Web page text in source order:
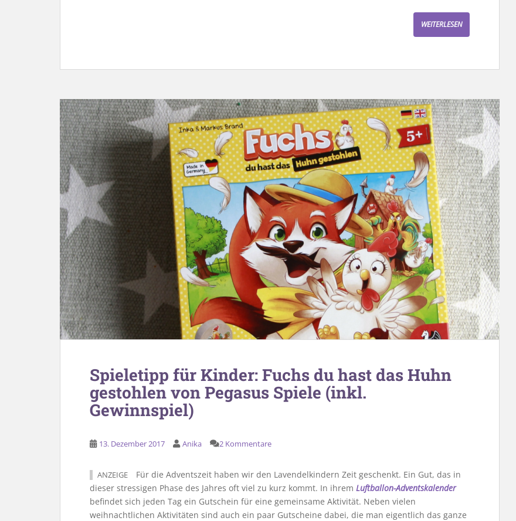
WEITERLESEN
Spieletipp für Kinder: Fuchs du hast das Huhn
gestohlen von Pegasus Spiele (inkl.
Gewinnspiel)
13. Dezember 2017 Anika 2 Kommentare
ANZEIGE
Für die Adventszeit haben wir den Lavendelkindern Zeit geschenkt. Ein Gut, das in
dieser stressigen Phase des Jahres oft viel zu kurz kommt. In ihrem Luftballon-Adventskalender
befindet sich jeden Tag ein Gutschein für eine gemeinsame Aktivität. Neben vielen
weihnachtlichen Aktivitäten sind auch ein paar Gutscheine dabei, die man eigentlich das ganze